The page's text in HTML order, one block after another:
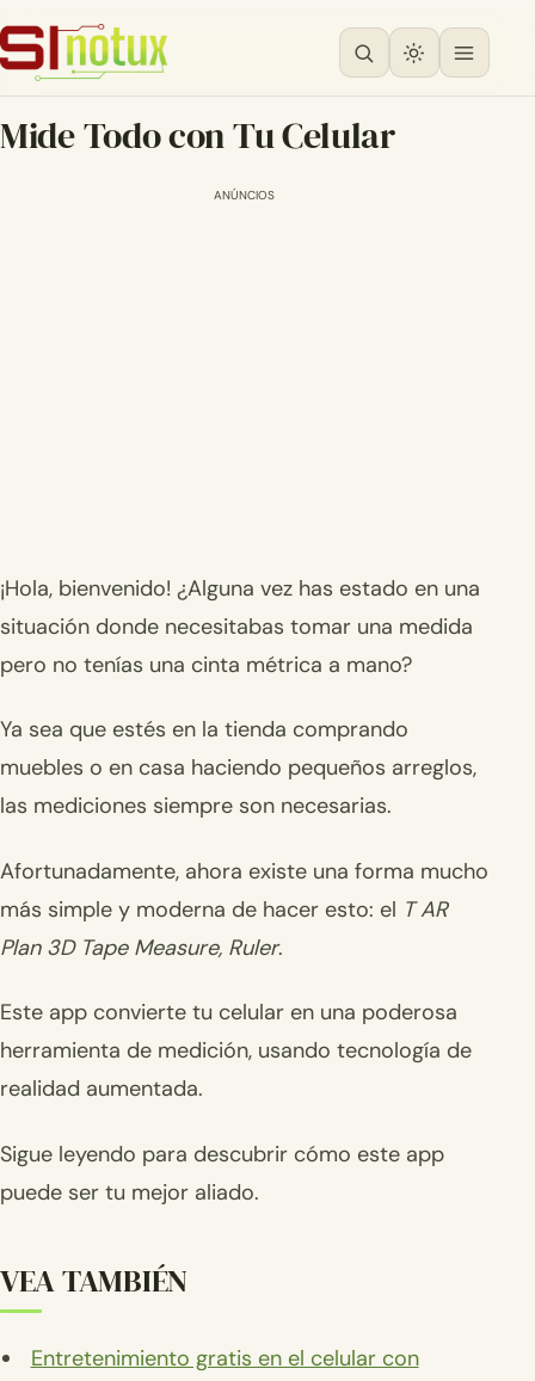
Mide Todo con Tu Celular
ANÚNCIOS
¡Hola, bienvenido! ¿Alguna vez has estado en una
situación donde necesitabas tomar una medida
pero no tenías una cinta métrica a mano?
Ya sea que estés en la tienda comprando
muebles o en casa haciendo pequeños arreglos,
las mediciones siempre son necesarias.
Afortunadamente, ahora existe una forma mucho
más simple y moderna de hacer esto: el T AR
Plan 3D Tape Measure, Ruler.
Este app convierte tu celular en una poderosa
herramienta de medición, usando tecnología de
realidad aumentada.
Sigue leyendo para descubrir cómo este app
puede ser tu mejor aliado.
VEA TAMBIÉN
Entretenimiento gratis en el celular con